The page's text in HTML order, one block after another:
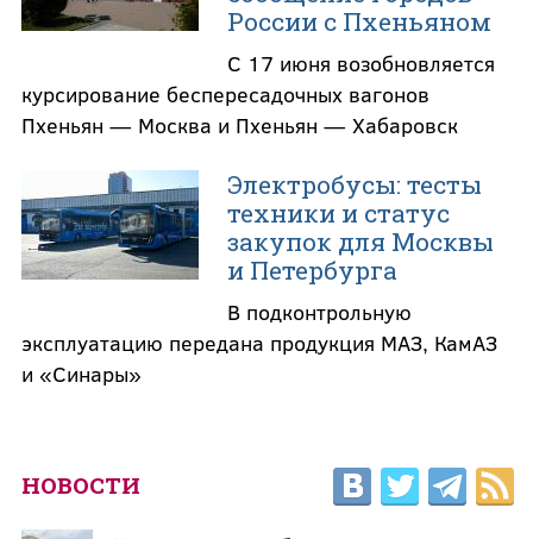
России с Пхеньяном
С 17 июня возобновляется
курсирование беспересадочных вагонов
Пхеньян — Москва и Пхеньян — Хабаровск
Электробусы: тесты
техники и статус
закупок для Москвы
и Петербурга
В подконтрольную
эксплуатацию передана продукция МАЗ, КамАЗ
и «Синары»
НОВОСТИ